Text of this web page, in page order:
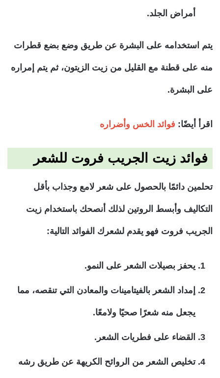
أمراض الجلد.
يتم استخدامه على البشرة عن طريق وضع بضع قطرات
منه على قطنة مع القليل من زيت الزيتون، ثم يتم إمراره
على البشرة.
اقرأ أيضًا: فوائد الخس وأضراره
فوائد زيت الجريب فروت للشعر
تحلمين دائمًا بالحصول على شعر لامع وجذاب بأقل
التكاليف وأبسط الروتين لذلك أنصحك باستخدام زيت
الجريب فروت فهو يقدم لشعرك الفوائد التالية:
يحفز بصيلات الشعر على النمو.
إمداد الشعر بالفيتامينات والمعادن التي تنقصه، مما
يجعل منه شعرًا صحيًا ولامعًا.
القضاء على فطريات الشعر.
تخليص الشعر من الروائح الكريهة عن طريق رشه